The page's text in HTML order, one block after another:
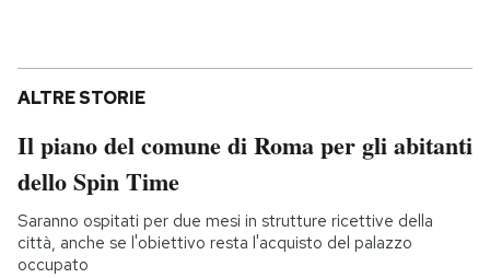
ALTRE STORIE
Il piano del comune di Roma per gli abitanti
dello Spin Time
Saranno ospitati per due mesi in strutture ricettive della
città, anche se l'obiettivo resta l'acquisto del palazzo
occupato